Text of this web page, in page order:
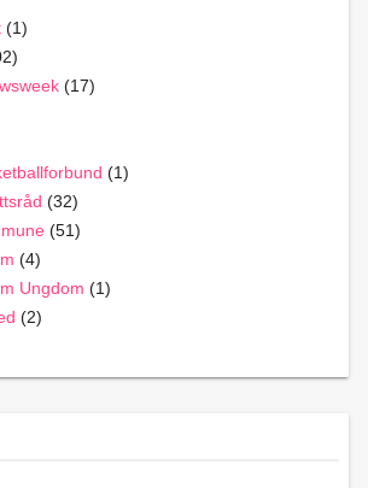
(1)
(17)
(1)
(32)
(51)
(4)
Ungdom (1)
(2)